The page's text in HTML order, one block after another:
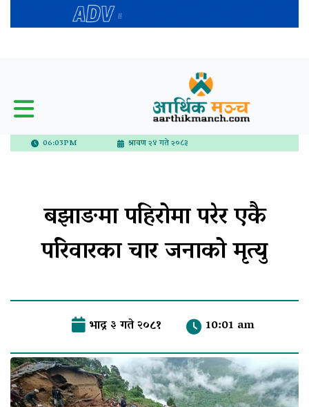
06:03PM श्रावण २४ गते २०८३
बझाङमा पहिरोमा परेर एकै
परिवारका चार जनाको मृत्यु
भाद्र ३ गते २०८१ 10:01 am